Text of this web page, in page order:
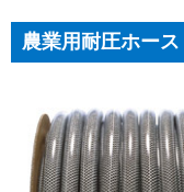
農業用耐圧ホース